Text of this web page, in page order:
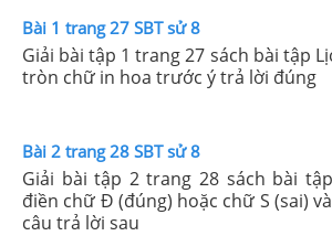
Bài 1 trang 27 SBT sử 8
Giải bài tập 1 trang 27 sách bài tập
tròn chữ in hoa trước ý trả lời đúng
Bài 2 trang 28 SBT sử 8
Giải bài tập 2 trang 28 sách bài
điền chữ Đ (đúng) hoặc chữ S (sai)
câu trả lời sau